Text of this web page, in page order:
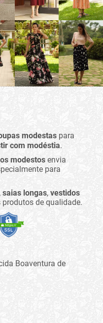
modestas para
com modéstia.
modestos envia
para
, saias longas, vestidos
produtos de qualidade.
Boaventura de